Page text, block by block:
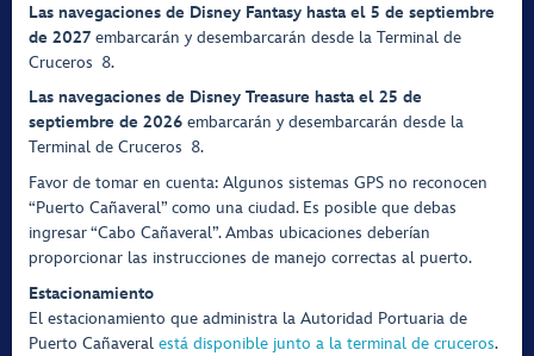
Las navegaciones de Disney Fantasy hasta el 5 de septiembre
de 2027embarcarán y desembarcarán desde la Terminal de
Cruceros 8.
Las navegaciones de Disney Treasure hasta el 25 de
septiembre de 2026embarcarán y desembarcarán desde la
Terminal de Cruceros 8.
Favor de tomar en cuenta: Algunos sistemas GPS no reconocen
“Puerto Cañaveral” como una ciudad. Es posible que debas
ingresar “Cabo Cañaveral”. Ambas ubicaciones deberían
proporcionar las instrucciones de manejo correctas al puerto.
Estacionamiento
El estacionamiento que administra la Autoridad Portuaria de
Puerto Cañaveral está disponible junto a la terminal de cruceros.